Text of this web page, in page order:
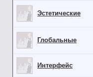
Эстетические
Глобальные
Интерфейс